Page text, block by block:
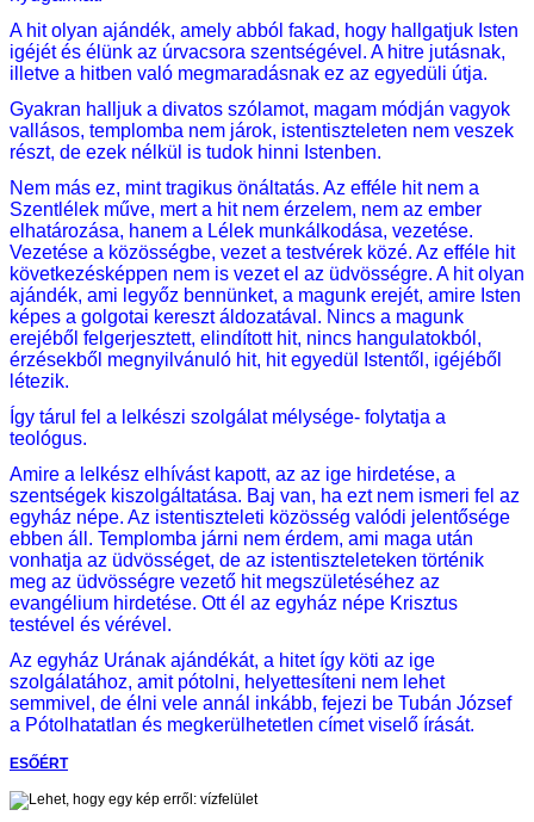
A hit olyan ajándék, amely abból fakad, hogy hallgatjuk Isten
igéjét és élünk az úrvacsora szentségével. A hitre jutásnak,
illetve a hitben való megmaradásnak ez az egyedüli útja.
Gyakran halljuk a divatos szólamot, magam módján vagyok
vallásos, templomba nem járok, istentiszteleten nem veszek
részt, de ezek nélkül is tudok hinni Istenben.
Nem más ez, mint tragikus önáltatás. Az efféle hit nem a
Szentlélek műve, mert a hit nem érzelem, nem az ember
elhatározása, hanem a Lélek munkálkodása, vezetése.
Vezetése a közösségbe, vezet a testvérek közé. Az efféle hit
következésképpen nem is vezet el az üdvösségre. A hit olyan
ajándék, ami legyőz bennünket, a magunk erejét, amire Isten
képes a golgotai kereszt áldozatával. Nincs a magunk
erejéből felgerjesztett, elindított hit, nincs hangulatokból,
érzésekből megnyilvánuló hit, hit egyedül Istentől, igéjéből
létezik.
Így tárul fel a lelkészi szolgálat mélysége- folytatja a
teológus.
Amire a lelkész elhívást kapott, az az ige hirdetése, a
szentségek kiszolgáltatása. Baj van, ha ezt nem ismeri fel az
egyház népe. Az istentiszteleti közösség valódi jelentősége
ebben áll. Templomba járni nem érdem, ami maga után
vonhatja az üdvösséget, de az istentiszteleteken történik
meg az üdvösségre vezető hit megszületéséhez az
evangélium hirdetése. Ott él az egyház népe Krisztus
testével és vérével.
Az egyház Urának ajándékát, a hitet így köti az ige
szolgálatához, amit pótolni, helyettesíteni nem lehet
semmivel, de élni vele annál inkább, fejezi be Tubán József
a Pótolhatatlan és megkerülhetetlen címet viselő írását.
ESŐÉRT